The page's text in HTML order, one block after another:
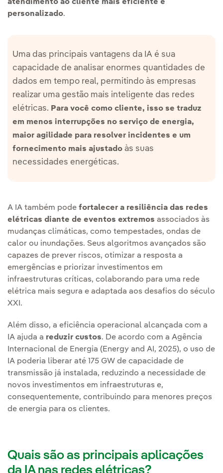
atendimento ao cliente mais eficiente e
personalizado.
Uma das principais vantagens da IA é sua
capacidade de analisar enormes quantidades de
dados em tempo real, permitindo às empresas
realizar uma gestão mais inteligente das redes
elétricas. Para você como cliente, isso se traduz
em menos interrupções no serviço de energia,
maior agilidade para resolver incidentes e um
fornecimento mais ajustado às suas
necessidades energéticas.
A IA também pode fortalecer a resiliência das redes
elétricas diante de eventos extremos associados às
mudanças climáticas, como tempestades, ondas de
calor ou inundações. Seus algoritmos avançados são
capazes de prever riscos, otimizar a resposta a
emergências e priorizar investimentos em
infraestruturas críticas, colaborando para uma rede
elétrica mais segura e adaptada aos desafios do século
XXI.
Além disso, a eficiência operacional alcançada com a
IA ajuda a reduzir custos. De acordo com a Agência
Internacional de Energia (Energy and AI, 2025), o uso de
IA poderia liberar até 175 GW de capacidade de
transmissão já instalada, reduzindo a necessidade de
novos investimentos em infraestruturas e,
consequentemente, contribuindo para menores preços
de energia para os clientes.
Quais são as principais aplicações